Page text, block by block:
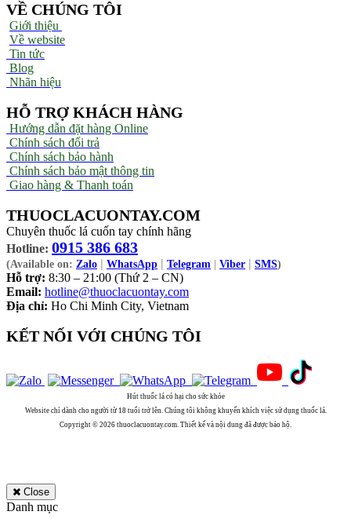
VỀ CHÚNG TÔI
Giới thiệu
Về website
Tin tức
Blog
Nhãn hiệu
HỖ TRỢ KHÁCH HÀNG
Hướng dẫn đặt hàng Online
Chính sách đổi trả
Chính sách bảo hành
Chính sách bảo mật thông tin
Giao hàng & Thanh toán
THUOCLACUONTAY.COM
Chuyên thuốc lá cuốn tay chính hãng
Hotline: 0915 386 683
(Available on: Zalo | WhatsApp | Telegram Viber | SMS)
Hỗ trợ: 8:30 – 21:00 (Thứ 2 – CN)
Email: hotline@thuoclacuontay.com
Địa chỉ: Ho Chi Minh City, Vietnam
KẾT NỐI VỚI CHÚNG TÔI
Hút thuốc lá có hại cho sức khỏe
Website chỉ dành cho người từ 18 tuổi trở lên. Chúng tôi không khuyến khích việc sử dụng thuốc lá.
Copyright © 2026 thuoclacuontay.com. Thiết kế và nội dung đã được bảo hộ.
Close
Danh mục